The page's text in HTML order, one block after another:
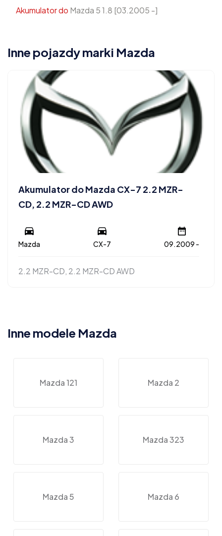
Akumulator do Mazda 5 1.8 [03.2005 -]
Inne pojazdy marki Mazda
Akumulator do Mazda CX-7 2.2 MZR-
CD, 2.2 MZR-CD AWD
Mazda CX-7 09.2009 -
2.2 MZR-CD, 2.2 MZR-CD AWD
Inne modele Mazda
Mazda 121 Mazda 2
Mazda 3 Mazda 323
Mazda 5 Mazda 6